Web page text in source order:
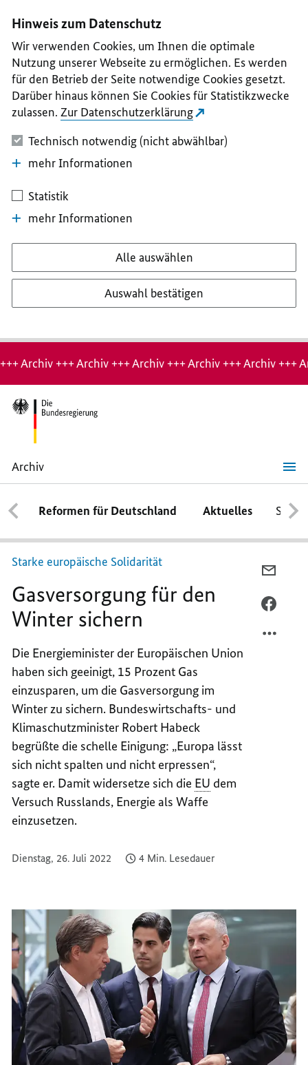
II
III
IV
V
Hinweis zum Datenschutz
Wir verwenden Cookies, um Ihnen die optimale
Nutzung unserer Webseite zu ermöglichen. Es werden
für den Betrieb der Seite notwendige Cookies gesetzt.
Darüber hinaus können Sie Cookies für Statistikzwecke
zulassen. Zur Datenschutzerklärung
Technisch notwendig (nicht abwählbar)
mehr Informationen
Statistik
mehr Informationen
Alle auswählen
Auswahl bestätigen
Hinweis:
Archiv-
Seite
+++ Archiv +++ Archiv +++ Archiv +++ Archiv +++ Archiv +++
Archiv
Gasversorgung
für
den
Winter
sichern
Reformen für Deutschland Aktuelles
Starke europäische Solidarität
Gasversorgung für den
Winter sichern
Die Energieminister der Europäischen Union
haben sich geeinigt, 15 Prozent Gas
einzusparen, um die Gasversorgung im
Winter zu sichern. Bundeswirtschafts- und
Klimaschutzminister Robert Habeck
begrüßte die schelle Einigung: „Europa lässt
sich nicht spalten und nicht erpressen“,
sagte er. Damit widersetze sich die EU dem
Versuch Russlands, Energie als Waffe
einzusetzen.
Dienstag, 26. Juli 2022 4 Min. Lesedauer